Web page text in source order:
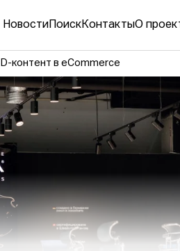
Новости ПоискКонтактыО
контент в eСommerce